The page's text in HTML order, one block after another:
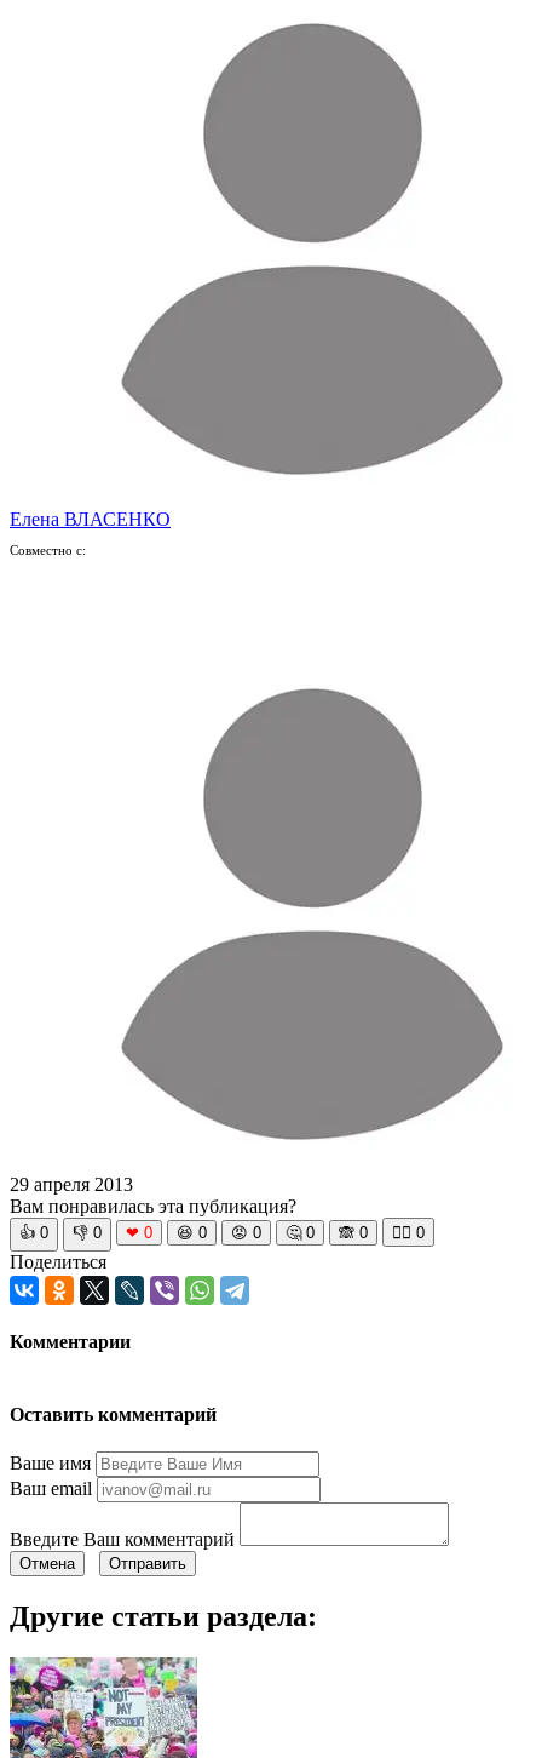
Елена ВЛАСЕНКО
Совместно с:
29 апреля 2013
Вам понравилась эта публикация?
👍 0 👎 0 ❤ 0 😆 0 😡 0 🤔 0 🙈 0 🧘‍♀️ 0
Поделиться
Комментарии
Оставить комментарий
Ваше имя
Ваш email
Введите Ваш комментарий
Отмена Отправить
Другие статьи раздела: